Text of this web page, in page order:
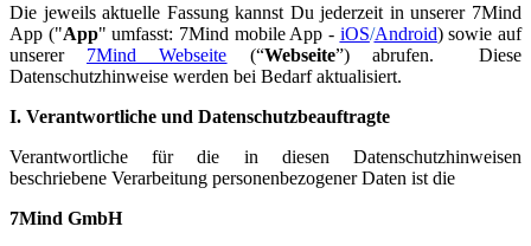
Die jeweils aktuelle Fassung kannst Du jederzeit in unserer 7Mind
App ("App" umfasst: 7Mind mobile App - iOS/Android) sowie auf
unserer 7Mind Webseite (“Webseite”) abrufen. Diese
Datenschutzhinweise werden bei Bedarf aktualisiert.
I. Verantwortliche und Datenschutzbeauftragte
Verantwortliche für die in diesen Datenschutzhinweisen
beschriebene Verarbeitung personenbezogener Daten ist die
7Mind GmbH